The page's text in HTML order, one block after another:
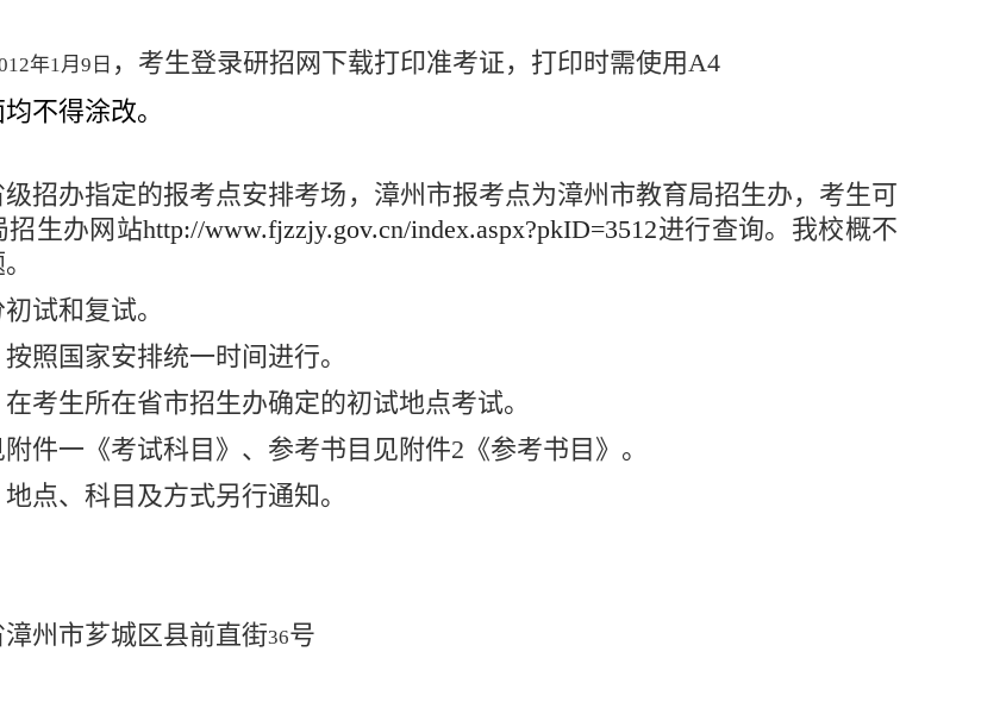
年1月9 日 ，考生登录研招网下载打印准考证，打印时需使用A4
不得涂改。
招办指定的报考点安排考场，漳州市报考点为漳州市教育局招生办，考生可
招生办网站http://www.fjzzjy.gov.cn/index.aspx?pkID=3512进行查询。我校概不
试和复试。
照国家安排统一时间进行。
在考生所在省市招生办确定的初试地点考试。
附件一《考试科目》、参考书目见附件2《参考书目》。
点、科目及方式另行通知。
州市芗城区县前直街36号